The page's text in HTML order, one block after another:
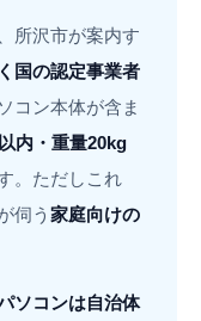
所沢市が案内す
国の認定事業者
コン本体が含ま
内・重量20kg
。ただしこれ
伺う 家庭向けの
ソコンは自治体